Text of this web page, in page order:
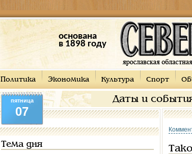
основана
в 1898 году
Политика Экономика Культура Спорт
Даты и
пятница
07
Тема дня